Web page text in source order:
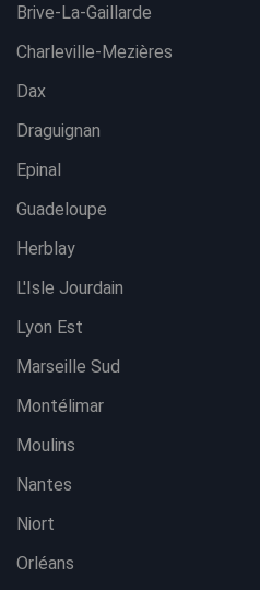
Brive-La-Gaillarde
Charleville-Mezières
Dax
Draguignan
Epinal
Guadeloupe
Herblay
L'Isle Jourdain
Lyon Est
Marseille Sud
Montélimar
Moulins
Nantes
Niort
Orléans